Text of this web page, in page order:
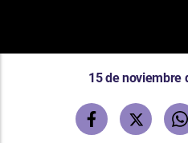
15 de noviembre